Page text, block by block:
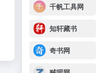
千帆工具网
知轩藏书
奇书网